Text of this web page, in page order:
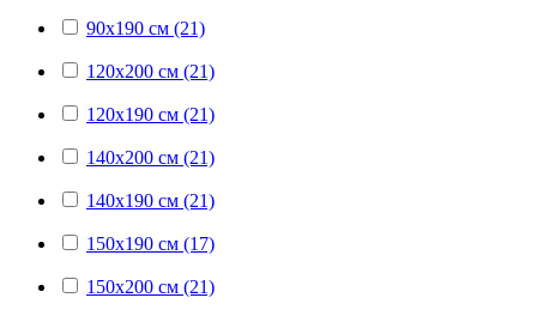
90x190 см (21)
120x200 см (21)
120x190 см (21)
140x200 см (21)
140x190 см (21)
150x190 см (17)
150x200 см (21)